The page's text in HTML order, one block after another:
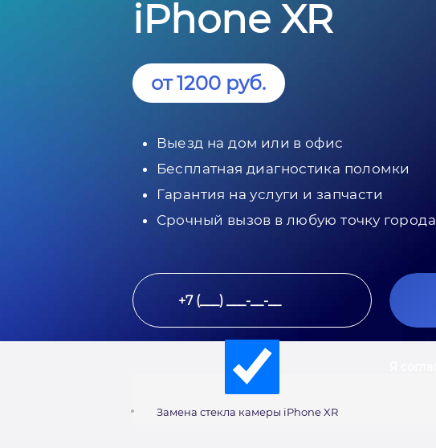
iPhone XR
от 1200 руб.
Выезд на дом или в офис
Бесплатная диагностика поломки
Гарантия на услуги и запчасти
Срочный вызов в любую точку города
Замена стекла камеры iPhone XR